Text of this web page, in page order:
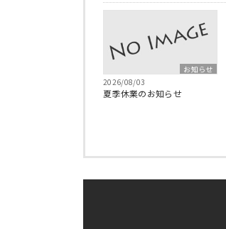
お知らせ
2026/08/03
夏季休業のお知らせ